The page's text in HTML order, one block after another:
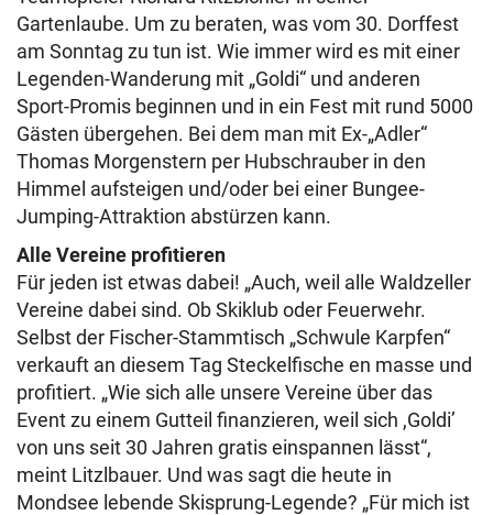
Gartenlaube. Um zu beraten, was vom 30. Dorffest
am Sonntag zu tun ist. Wie immer wird es mit einer
Legenden-Wanderung mit „Goldi“ und anderen
Sport-Promis beginnen und in ein Fest mit rund 5000
Gästen übergehen. Bei dem man mit Ex-„Adler“
Thomas Morgenstern per Hubschrauber in den
Himmel aufsteigen und/oder bei einer Bungee-
Jumping-Attraktion abstürzen kann.
Alle Vereine profitieren
Für jeden ist etwas dabei! „Auch, weil alle Waldzeller
Vereine dabei sind. Ob Skiklub oder Feuerwehr.
Selbst der Fischer-Stammtisch „Schwule Karpfen“
verkauft an diesem Tag Steckelfische en masse und
profitiert. „Wie sich alle unsere Vereine über das
Event zu einem Gutteil finanzieren, weil sich ,Goldi’
von uns seit 30 Jahren gratis einspannen lässt“,
meint Litzlbauer. Und was sagt die heute in
Mondsee lebende Skisprung-Legende? „Für mich ist